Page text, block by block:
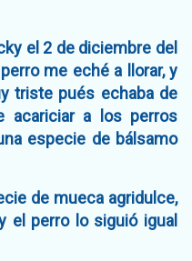
el 2 de diciembre del
me eché a llorar, y
triste pués echaba de
acariciar a los perros
especie de bálsamo
de mueca agridulce,
el perro lo siguió igual